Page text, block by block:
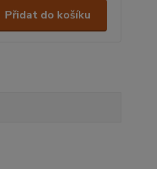
Přidat do košíku